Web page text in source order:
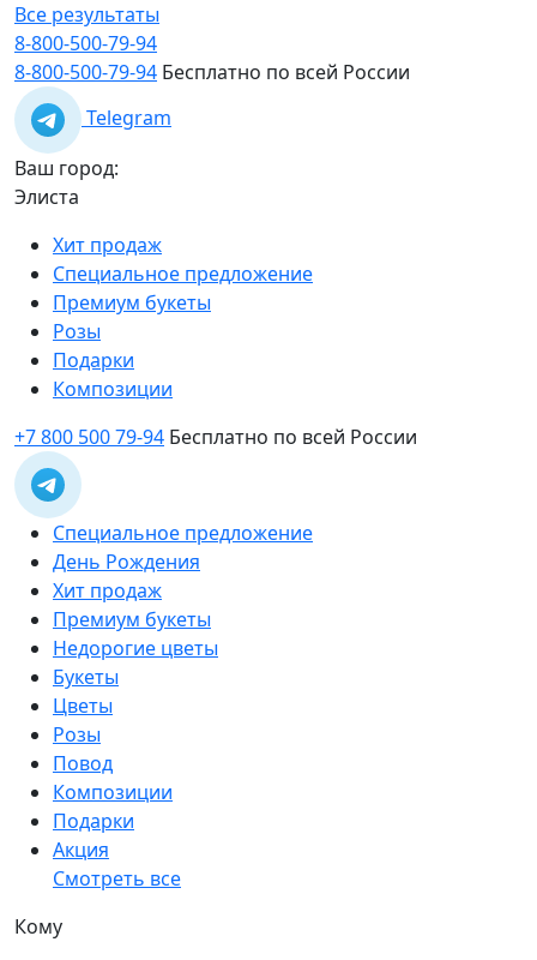
Все результаты
8-800-500-79-94
8-800-500-79-94 Бесплатно по всей России
Telegram
Ваш город:
Элиста
Хит продаж
Специальное предложение
Премиум букеты
Розы
Подарки
Композиции
+7 800 500 79-94 Бесплатно по всей России
Специальное предложение
День Рождения
Хит продаж
Премиум букеты
Недорогие цветы
Букеты
Цветы
Розы
Повод
Композиции
Подарки
Акция
Смотреть все
Кому